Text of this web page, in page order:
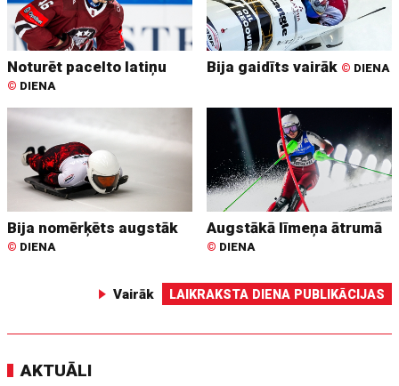
Noturēt pacelto latiņu
© DIENA
Bija gaidīts vairāk © DIENA
Bija nomērķēts augstāk
© DIENA
Augstākā līmeņa ātrumā
© DIENA
Vairāk LAIKRAKSTA DIENA PUBLIKĀCIJAS
AKTUĀLI